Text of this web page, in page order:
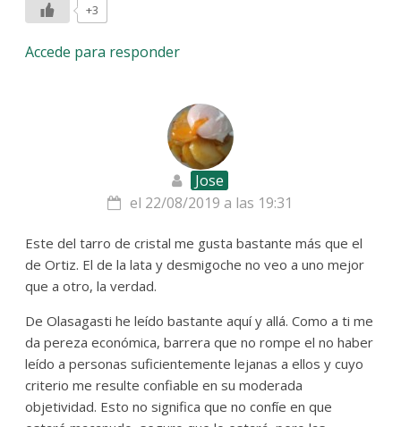
+3
Accede para responder
Jose
el 22/08/2019 a las 19:31
Este del tarro de cristal me gusta bastante más que el
de Ortiz. El de la lata y desmigoche no veo a uno mejor
que a otro, la verdad.
De Olasagasti he leído bastante aquí y allá. Como a ti me
da pereza económica, barrera que no rompe el no haber
leído a personas suficientemente lejanas a ellos y cuyo
criterio me resulte confiable en su moderada
objetividad. Esto no significa que no confíe en que